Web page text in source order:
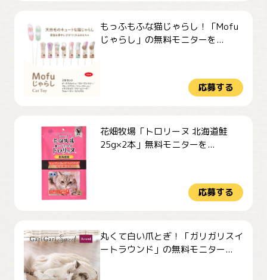
もっふもふな猫じゃらし！「Mofu
じゃらし」の無料モニターを...
応募する
花畑牧場「トロリーヌ 北海道鮭
25g×2本」無料モニターを...
応募する
丸くて白い爪とぎ！「ガリガリスイ
ートラウンド」の無料モニター...